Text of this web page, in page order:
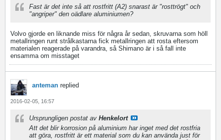
Fast är det inte så att rostfritt (A2) snarast är "rosttrögt" och
"angriper" den oädlare aluminiumen?
Volvo gjorde en liknande miss för några år sedan, skruvarna som höll
metallringen runt strålkastarna fick metallringen att rosta eftersom
materialen reagerade på varandra, så Shimano är i så fall inte
ensamma om misstaget
anteman replied
2016-02-05, 16:57
Ursprungligen postat av Henkelort
Att det blir korrosion på aluminium har inget med det rostfria
att göra, rostfritt är ett material som du kan använda just för